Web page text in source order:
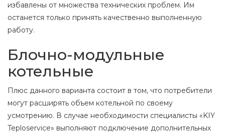
избавлены от множества технических проблем. Им
останется только принять качественно выполненную
работу.
Блочно-модульные
котельные
Плюс данного варианта состоит в том, что потребители
могут расширять объем котельной по своему
усмотрению. В случае необходимости специалисты «KIY
Teploservice» выполняют подключение дополнительных